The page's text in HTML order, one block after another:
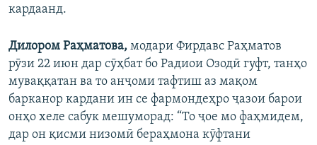
кардаанд.
Дилором Раҳматова, модари Фирдавс Раҳматов
рӯзи 22 июн дар сӯҳбат бо Радиои Озодӣ гуфт, танҳо
муваққатан ва то анҷоми тафтиш аз мақом
барканор кардани ин се фармондеҳро ҷазои барои
онҳо хеле сабук мешуморад: “То ҷое мо фаҳмидем,
дар он қисми низомӣ бераҳмона кӯфтани